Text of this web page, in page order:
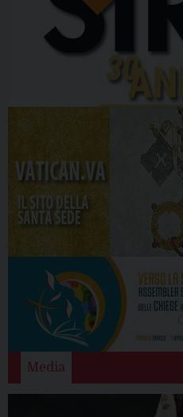
Media